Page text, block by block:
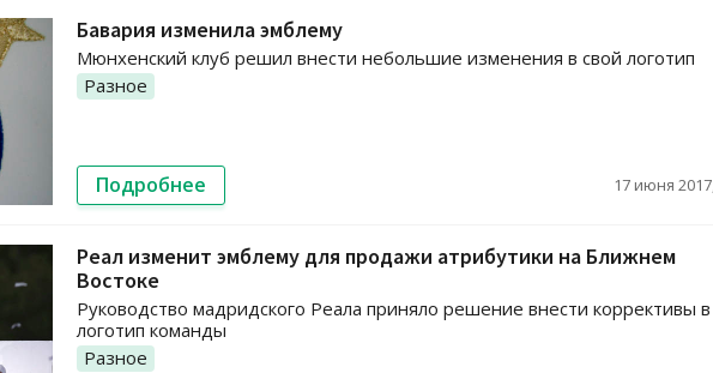
Бавария изменила эмблему
Мюнхенский клуб решил внести небольшие изменения в свой логотип
Разное
Подробнее 17 июня
Реал изменит эмблему для продажи атрибутики на Ближнем
Востоке
Руководство мадридского Реала приняло решение внести коррективы в
логотип команды
Разное